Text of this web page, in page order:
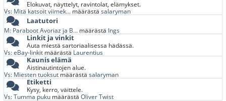
Elokuvat, näyttelyt, ravintolat, elämykset.
Vs: Mitä katsoit viimek... määrästäsalaryman
Laatutori
M: Paraboot Avoriaz ja B... määrästä Ings
Linkit ja vinkit
Auta miestä sartoriaalisessa hädässä.
Vs: eBay-linkit määrästä Laurentius
Kaunis elämä
Aistinautintojen alue.
Vs: Miesten tuoksut määrästäsalaryman
Etiketti
Kysy, kerro, väittele.
Vs: Tumma puku määrästäOliver Twist